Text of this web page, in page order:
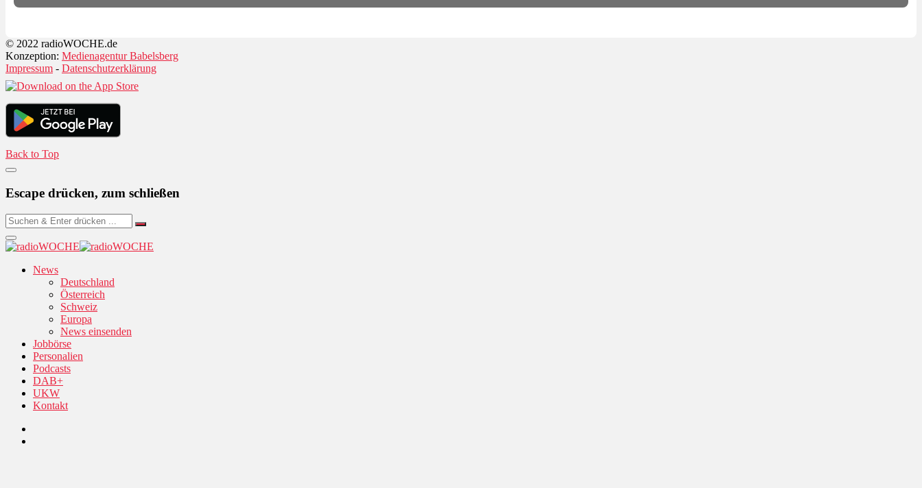
© 2022 radioWOCHE.de
Konzeption: Medienagentur Babelsberg
Impressum - Datenschutzerklärung
Back to Top
Escape drücken, zum schließen
News
Deutschland
Österreich
Schweiz
Europa
News einsenden
Jobbörse
Personalien
Podcasts
DAB+
UKW
Kontakt